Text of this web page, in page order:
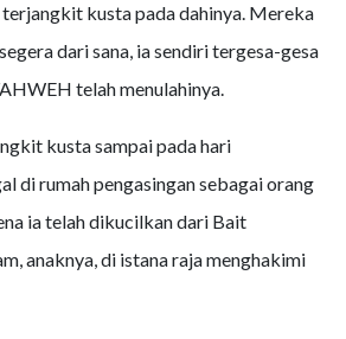
kusta pada dahinya. Mereka
dari sana, ia sendiri tergesa-gesa
telah menulahinya.
kusta sampai pada hari
di rumah pengasingan sebagai orang
ia telah dikucilkan dari Bait
anaknya, di istana raja menghakimi